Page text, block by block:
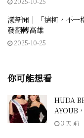
漾新聞｜「這柯，不一
發翻轉高雄
2025-10-25
你可能想看
HUDA
AYOUB
3 天 前